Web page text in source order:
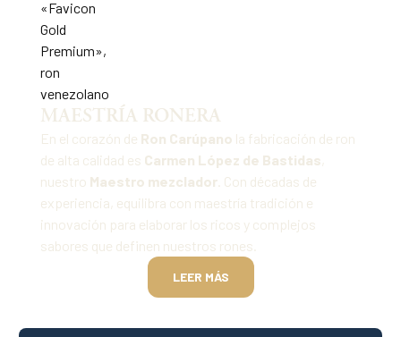
MAESTRÍA RONERA
En el corazón de Ron Carúpano la fabricación de ron
de alta calidad es Carmen López de Bastidas
nuestro Maestro mezclador . Con décadas de
experiencia, equilibra con maestría tradición e
innovación para elaborar los ricos y complejos
sabores que definen nuestros rones.
LEER MÁS